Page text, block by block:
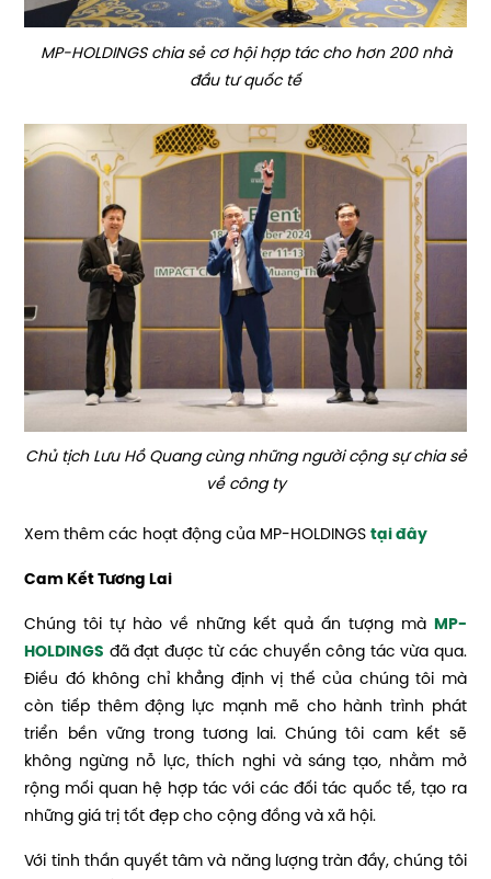
MP-HOLDINGS chia sẻ cơ hội hợp tác cho hơn 200 nhà
đầu tư quốc tế
Chủ tịch Lưu Hồ Quang cùng những người cộng sự chia sẻ
về công ty
Xem thêm các hoạt động của MP-HOLDINGStại đây
Cam Kết Tương Lai
Chúng tôi tự hào về những kết quả ấn tượng mà
MP-
HOLDINGS đã đạt được từ các chuyến công tác vừa qua.
Điều đó không chỉ khẳng định vị thế của chúng tôi mà
còn tiếp thêm động lực mạnh mẽ cho hành trình phát
triển bền vững trong tương lai. Chúng tôi cam kết sẽ
không ngừng nỗ lực, thích nghi và sáng tạo, nhằm mở
rộng mối quan hệ hợp tác với các đối tác quốc tế, tạo ra
những giá trị tốt đẹp cho cộng đồng và xã hội.
Với tinh thần quyết tâm và năng lượng tràn đầy, chúng tôi